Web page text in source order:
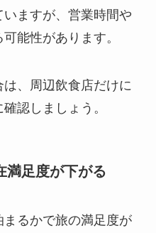
ますが、営業時間や
能性があります。
、周辺飲食店だけに
認しましょう。
満足度が下がる
るかで旅の満足度が